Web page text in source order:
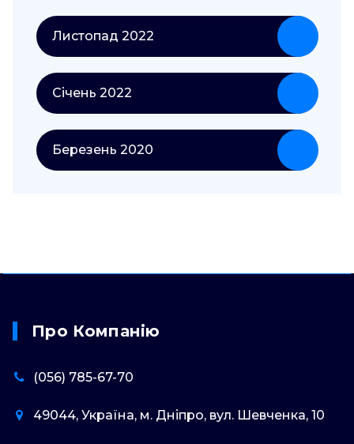
Листопад 2022
Січень 2022
Березень 2020
Про Компанію
(056) 785-67-70
49044, Україна, м. Дніпро, вул. Шевченка, 10